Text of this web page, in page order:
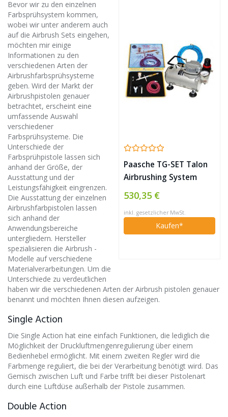
Paasche TG-SET Talon
Airbrushing System
with AirBrush-Depot
TC-20 by Master
Airbrush
530,35 €
inkl. gesetzlicher MwSt.
Kaufen*
Bevor wir zu den einzelnen
Farbsprühsystem kommen,
wobei wir unter anderem auch
auf die Airbrush Sets eingehen,
möchten mir einige
Informationen zu den
verschiedenen Arten der
Airbrushfarbsprühsysteme
geben. Wird der Markt der
Airbrushpistolen genauer
betrachtet, erscheint eine
umfassende Auswahl
verschiedener
Farbsprühsysteme. Die
Unterschiede der
Farbsprühpistole lassen sich
anhand der Größe, der
Ausstattung und der
Leistungsfähigkeit eingrenzen.
Die Ausstattung der einzelnen
Airbrushfarbpistolen lassen
sich anhand der
Anwendungsbereiche
untergliedern. Hersteller
spezialisieren die Airbrush -
Modelle auf verschiedene
Materialverarbeitungen. Um die
Unterschiede zu verdeutlichen
haben wir die verschiedenen Arten der Airbrush pistolen genauer
benannt und möchten Ihnen diesen aufzeigen.
Single Action
Die Single Action hat eine einfach Funktionen, die lediglich die
Möglichkeit der Druckluftmengenregulierung über einem
Bedienhebel ermöglicht. Mit einem zweiten Regler wird die
Farbmenge reguliert, die bei der Verarbeitung benötigt wird. Das
Gemisch zwischen Luft und Farbe trifft bei dieser Pistolenart
durch eine Luftdüse außerhalb der Pistole zusammen.
Double Action